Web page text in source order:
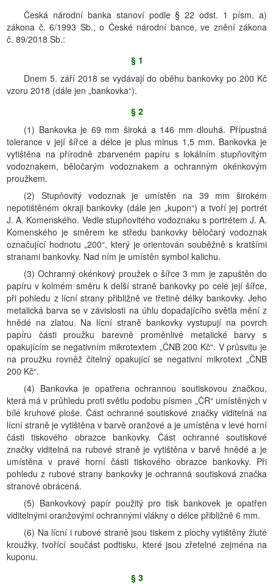
Česká národní banka stanoví podle § 22 odst. 1 písm. a)
zákona č. 6/1993 Sb., o České národní bance, ve znění zákona
č. 89/2018 Sb.:
§ 1
Dnem 5. září 2018 se vydávají do oběhu bankovky po 200 Kč
vzoru 2018 (dále jen „bankovka“).
§ 2
(1) Bankovka je 69 mm široká a 146 mm dlouhá. Přípustná
tolerance v její šířce a délce je plus minus 1,5 mm. Bankovka je
vytištěna na přírodně zbarveném papíru s lokálním stupňovitým
vodoznakem, běločarým vodoznakem a ochranným okénkovým
proužkem.
(2) Stupňovitý vodoznak je umístěn na 39 mm širokém
nepotištěném okraji bankovky (dále jen „kupon“) a tvoří jej portrét
J. A. Komenského. Vedle stupňovitého vodoznaku s portrétem J. A.
Komenského je směrem ke středu bankovky běločarý vodoznak
označující hodnotu „200“, který je orientován souběžně s kratšími
stranami bankovky. Nad ním je umístěn symbol kalichu.
(3) Ochranný okénkový proužek o šířce 3 mm je zapuštěn do
papíru v kolmém směru k delší straně bankovky po celé její šířce,
při pohledu z lícní strany přibližně ve třetině délky bankovky. Jeho
metalická barva se v závislosti na úhlu dopadajícího světla mění z
hnědé na zlatou. Na lícní straně bankovky vystupují na povrch
papíru části proužku barevně proměnlivé metalické barvy s
opakujícím se negativním mikrotextem „ČNB 200 Kč“. V průsvitu je
na proužku rovněž čitelný opakující se negativní mikrotext „ČNB
200 Kč“.
(4) Bankovka je opatřena ochrannou soutiskovou značkou,
která má v průhledu proti světlu podobu písmen „ČR“ umístěných v
bílé kruhové ploše. Část ochranné soutiskové značky viditelná na
lícní straně je vytištěna v barvě oranžové a je umístěna v levé horní
části tiskového obrazce bankovky. Část ochranné soutiskové
značky viditelná na rubové straně je vytištěna v barvě hnědé a je
umístěna v pravé horní části tiskového obrazce bankovky. Při
pohledu z rubové strany bankovky je ochranná soutisková značka
stranově obrácená.
(5) Bankovkový papír použitý pro tisk bankovek je opatřen
viditelnými oranžovými ochrannými vlákny o délce přibližně 6 mm.
(6) Na lícní i rubové straně jsou tiskem z plochy vytištěny žluté
kroužky, tvořící součást podtisku, které jsou zřetelné zejména na
kuponu.
§ 3